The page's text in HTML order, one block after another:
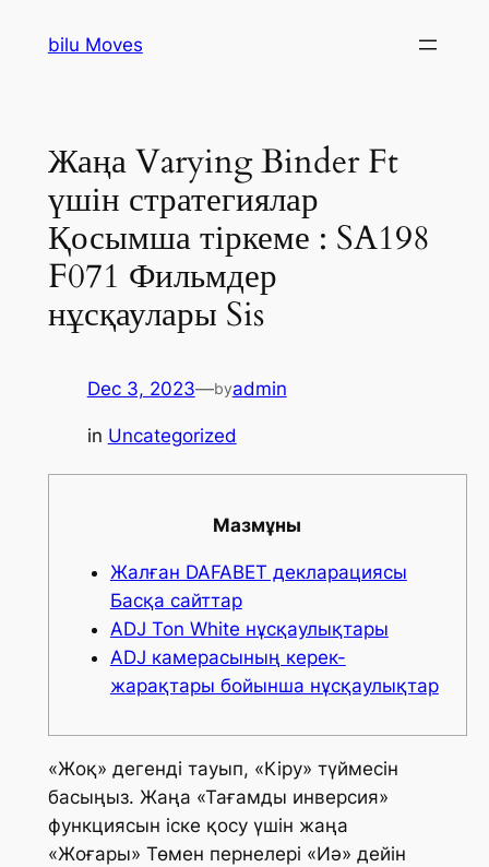
bilu Moves
Жаңа Varying Binder Ft
үшін стратегиялар
Қосымша тіркеме : SA198
F071 Фильмдер
нұсқаулары Sis
Dec 3, 2023—byadmin
in Uncategorized
Мазмұны
Жалған DAFABET декларациясы
Басқа сайттар
ADJ Ton White нұсқаулықтары
ADJ камерасының керек-
жарақтары бойынша нұсқаулықтар
«Жоқ» дегенді тауып, «Кіру» түймесін
басыңыз. Жаңа «Тағамды инверсия»
функциясын іске қосу үшін жаңа
«Жоғары» Төмен пернелері «Иә» дейін